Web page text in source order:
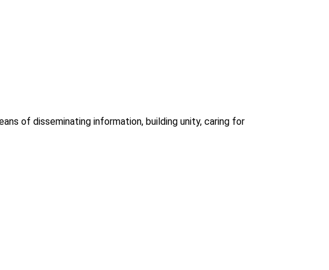
of disseminating information, building unity, caring for